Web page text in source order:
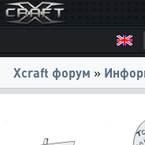
Xcraft форум »